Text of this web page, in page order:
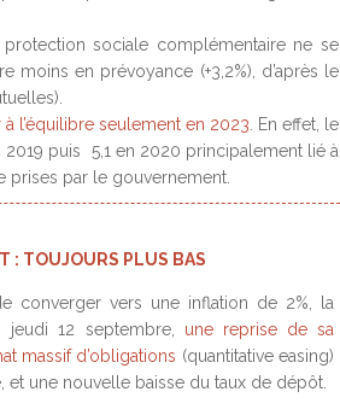
sociale complémentaire ne se
moins en prévoyance (+3,2%), d’après le
l’équilibre seulement en 2023 . En effet, le
puis 5,1 en 2020 principalement lié à
prises par le gouvernement.
: TOUJOURS PLUS BAS
converger vers une inflation de 2%, la
jeudi 12 septembre, une reprise de sa
massif d’obligations (quantitative easing)
et une nouvelle baisse du taux de dépôt.